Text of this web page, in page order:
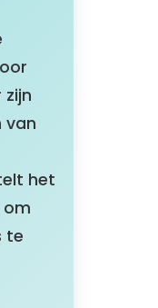
van
het
te